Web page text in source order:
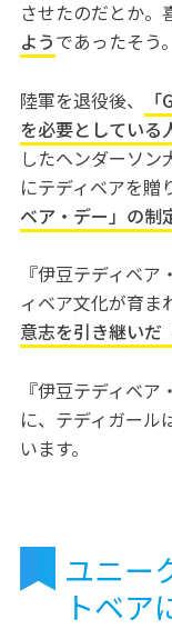
させたのだとか。
ようであったそう。
陸軍を退役後、
を必要としている
したヘンダーソ
にテディベアを贈
ベア・デー」の制
『伊豆テディベ
ィベア文化が育ま
意志を引き継いだ
『伊豆テディベ
に、テディガール
います。
ユニー
トベア